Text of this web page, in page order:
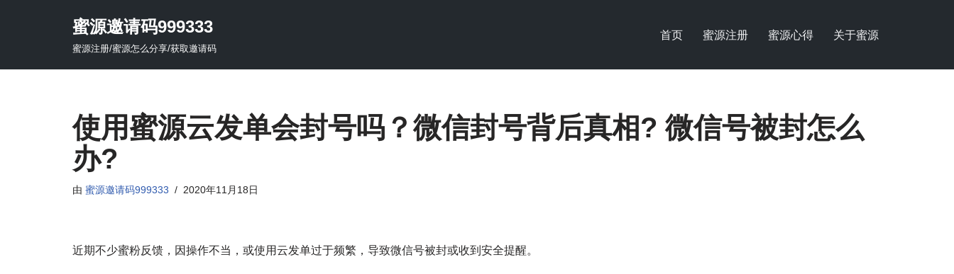
蜜源邀请码999333
蜜源注册/蜜源怎么分享/获取邀请码
首页 蜜源注册 蜜源心得 关于蜜源
使用蜜源云发单会封号吗？微信封号背后真相? 微信号被封怎么
办? ​
由 蜜源邀请码999333 2020年11月18日
近期不少蜜粉反馈，因操作不当，或使用云发单过于频繁，导致微信号被封或收到安全提醒。